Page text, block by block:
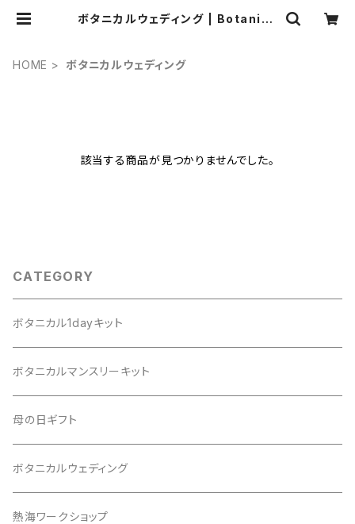
ボタニカルウェディング | Botanica
HOME ボタニカルウェディング
該当する商品が見つかりませんでした。
CATEGORY
ボタニカル1dayキット
ボタニカルマンスリーキット
母の日ギフト
ボタニカルウェディング
熱海ワークショップ